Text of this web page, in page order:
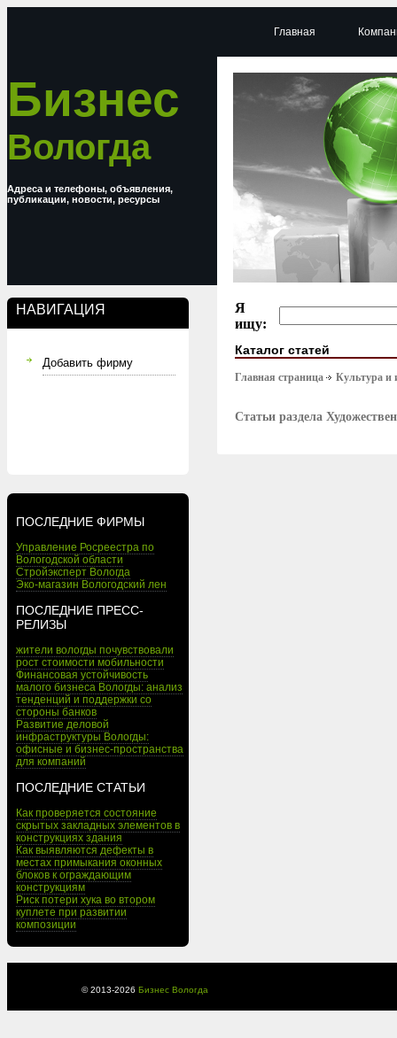
Бизнес
Вологда
Адреса и телефоны, объявления,
публикации, новости, ресурсы
НАВИГАЦИЯ
Добавить фирму
ПОСЛЕДНИЕ ФИРМЫ
Управление Росреестра по
Вологодской области
Стройэксперт Вологда
Эко-магазин Вологодский лен
ПОСЛЕДНИЕ ПРЕСС-
РЕЛИЗЫ
жители вологды почувствовали
рост стоимости мобильности
Финансовая устойчивость
малого бизнеса Вологды: анализ
тенденций и поддержки со
стороны банков
Развитие деловой
инфраструктуры Вологды:
офисные и бизнес-пространства
для компаний
ПОСЛЕДНИЕ СТАТЬИ
Как проверяется состояние
скрытых закладных элементов в
конструкциях здания
Как выявляются дефекты в
местах примыкания оконных
блоков к ограждающим
конструкциям
Риск потери хука во втором
куплете при развитии
композиции
Главная
Я
ищу:
Каталог статей
Главная страница Культура и
Статьи раздела
© 2013-2026 Бизнес Вологда